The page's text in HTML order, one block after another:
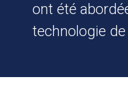
ont été
technologie